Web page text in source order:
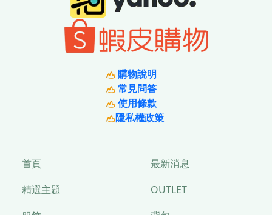
購物說明
常見問答
使用條款
隱私權政策
首頁
最新消息
精選主題
OUTLET